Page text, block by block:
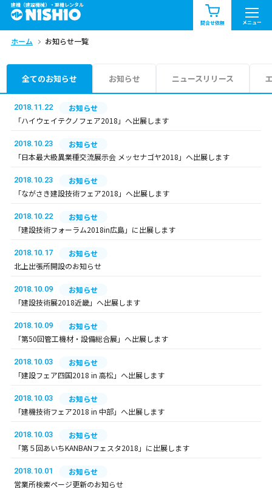
建機（建設機械）・重機レンタル
問合せ依頼 メニュー
商品一覧 お知らせ一覧
問合せ依頼リスト
エリア情報を見る
ホーム お知らせ一覧
全てのお知らせ お知らせ ニュースリリース
2018.11.22
お知らせ
「ハイウェイテクノフェア2018」へ出展します
2018.10.23
お知らせ
「日本最大級異業種交流展示会 メッセナゴヤ2018」へ出展します
2018.10.23
お知らせ
「ながさき建設技術フェア2018」へ出展します
2018.10.22
お知らせ
「建設技術フォーラム2018in広島」に出展します
2018.10.17
お知らせ
北上出張所開設のお知らせ
2018.10.09
お知らせ
「建設技術展2018近畿」へ出展します
2018.10.09
お知らせ
「第50回管工機材・設備総合展」へ出展します
2018.10.03
お知らせ
「建設フェア四国2018 in 高松」へ出展します
2018.10.03
お知らせ
「建機技術フェア2018 in 中部」へ出展します
2018.10.03
お知らせ
「第５回あいちKANBANフェスタ2018」に出展します
2018.10.01
お知らせ
営業所検索ページ更新のお知らせ